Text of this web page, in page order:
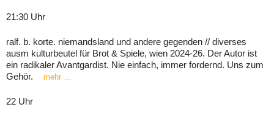
21:30 Uhr
ralf. b. korte. niemandsland und andere gegenden // diverses
ausm kulturbeutel für Brot & Spiele, wien 2024-26. Der Autor ist
ein radikaler Avantgardist. Nie einfach, immer fordernd. Uns zum
Gehör.
mehr …
22 Uhr